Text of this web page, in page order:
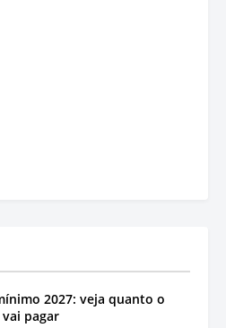
2027: veja quanto o
pagar